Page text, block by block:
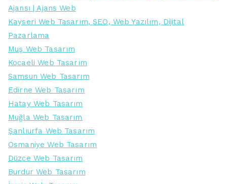
Ajansı | Ajans Web
Kayseri Web Tasarım, SEO, Web Yazılım, Dijital
Pazarlama
Muş Web Tasarım
Kocaeli Web Tasarım
Samsun Web Tasarım
Edirne Web Tasarım
Hatay Web Tasarım
Muğla Web Tasarım
Şanlıurfa Web Tasarım
Osmaniye Web Tasarım
Düzce Web Tasarım
Burdur Web Tasarım